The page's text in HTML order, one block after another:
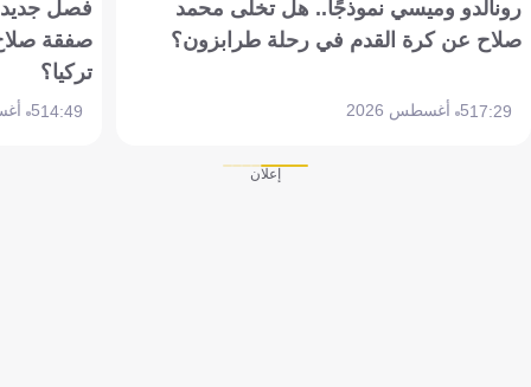
رونالدو وميسي نموذجًا.. هل تخلى محمد
صلاح عن كرة القدم في رحلة طرابزون؟
17:295 أغسطس 2026
فصل جديد
صفقة
تركيا؟
14:495 أغسطس 2026
إعلان